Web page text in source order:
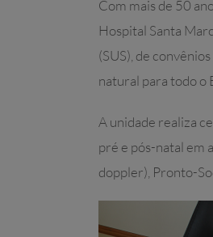
Com mais de 50
Hospital Santa
(SUS), de
natural para todo o
A unidade realiza
pré e pós-natal em
doppler), Pronto-